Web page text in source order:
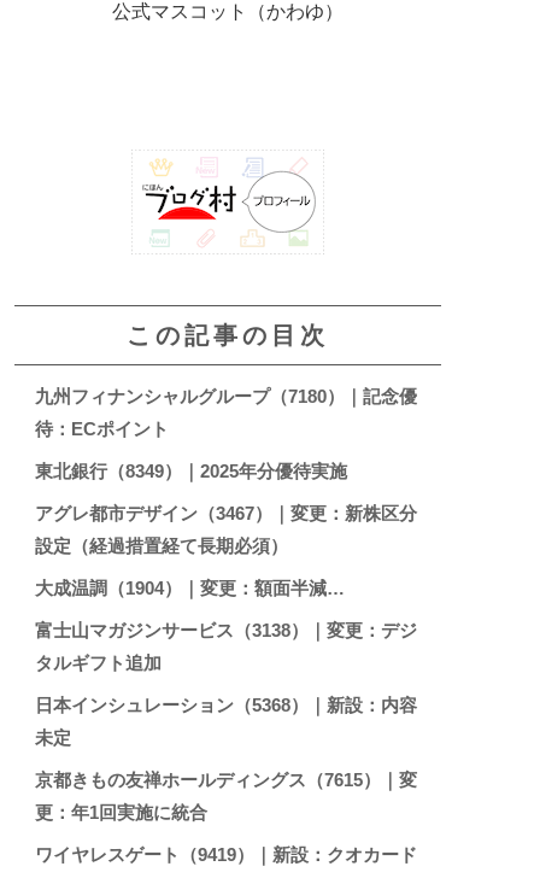
公式マスコット（かわゆ）
この記事の目次
九州フィナンシャルグループ（7180）｜記念優
待：ECポイント
東北銀行（8349）｜2025年分優待実施
アグレ都市デザイン（3467）｜変更：新株区分
設定（経過措置経て長期必須）
大成温調（1904）｜変更：額面半減…
富士山マガジンサービス（3138）｜変更：デジ
タルギフト追加
日本インシュレーション（5368）｜新設：内容
未定
京都きもの友禅ホールディングス（7615）｜変
更：年1回実施に統合
ワイヤレスゲート（9419）｜新設：クオカード